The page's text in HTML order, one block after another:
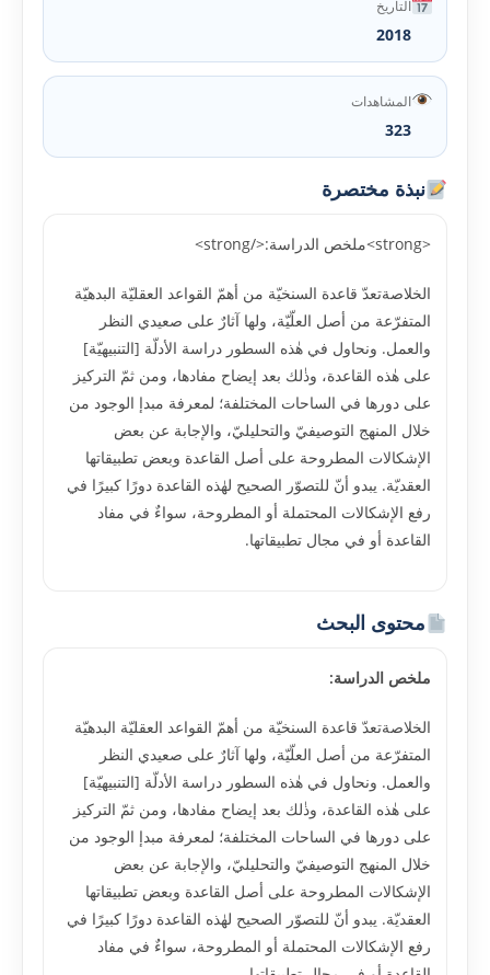
التاريخ
2018
المشاهدات
323
نبذة مختصرة
<strong>ملخص الدراسة:</strong>
الخلاصةتعدّ قاعدة السنخيّة من أهمّ القواعد العقليّة البدهيّة
المتفرّعة من أصل العلّيّة، ولها آثارٌ على صعيدي النظر
والعمل. ونحاول في هٰذه السطور دراسة الأدلّة [التنبيهيّة]
على هٰذه القاعدة، وذٰلك بعد إيضاح مفادها، ومن ثمّ التركيز
على دورها في الساحات المختلفة؛ لمعرفة مبدإ الوجود من
خلال المنهج التوصيفيّ والتحليليّ، والإجابة عن بعض
الإشكالات المطروحة على أصل القاعدة وبعض تطبيقاتها
العقديّة. يبدو أنّ للتصوّر الصحيح لهٰذه القاعدة دورًا كبيرًا في
رفع الإشكالات المحتملة أو المطروحة، سواءٌ في مفاد
القاعدة أو في مجال تطبيقاتها.
محتوى البحث
ملخص الدراسة:
الخلاصةتعدّ قاعدة السنخيّة من أهمّ القواعد العقليّة البدهيّة
المتفرّعة من أصل العلّيّة، ولها آثارٌ على صعيدي النظر
والعمل. ونحاول في هٰذه السطور دراسة الأدلّة [التنبيهيّة]
على هٰذه القاعدة، وذٰلك بعد إيضاح مفادها، ومن ثمّ التركيز
على دورها في الساحات المختلفة؛ لمعرفة مبدإ الوجود من
خلال المنهج التوصيفيّ والتحليليّ، والإجابة عن بعض
الإشكالات المطروحة على أصل القاعدة وبعض تطبيقاتها
العقديّة. يبدو أنّ للتصوّر الصحيح لهٰذه القاعدة دورًا كبيرًا في
رفع الإشكالات المحتملة أو المطروحة، سواءٌ في مفاد